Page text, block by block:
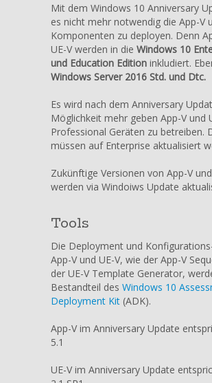
Mit dem Windows 10 Anniversary
es nicht mehr notwendig die App-V
Komponenten zu deployen. Denn
UE-V werden in die Windows 10
und Education Edition inkludiert.
Windows Server 2016 Std. und Dtc.
Es wird nach dem Anniversary
Möglichkeit mehr geben App-V und
Professional Geräten zu betreiben.
müssen auf Enterprise aktualisiert
Zukünftige Versionen von App-V
werden via Windoiws Update
Tools
Die Deployment und
App-V und UE-V, wie der App-V
der UE-V Template Generator,
Bestandteil des Windows 10
Deployment Kit (ADK).
App-V im Anniversary Update
5.1
UE-V im Anniversary Update